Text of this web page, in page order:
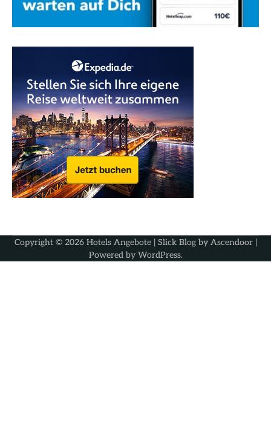
Copyright © 2026 Hotels Angebote| Slick Blog by Ascendoor|
Powered by WordPress.